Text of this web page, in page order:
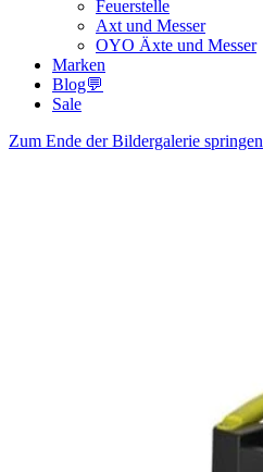
Feuerstelle
Axt und Messer
OYO Äxte und Messer
Marken
Blog💬
Sale
Zum Ende der Bildergalerie springen